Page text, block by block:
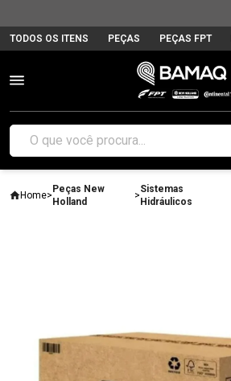
TODOS OS ITENS PEÇAS PEÇAS FPT
Home>
Peças New
Holland
>
Sistemas
Hidráulicos